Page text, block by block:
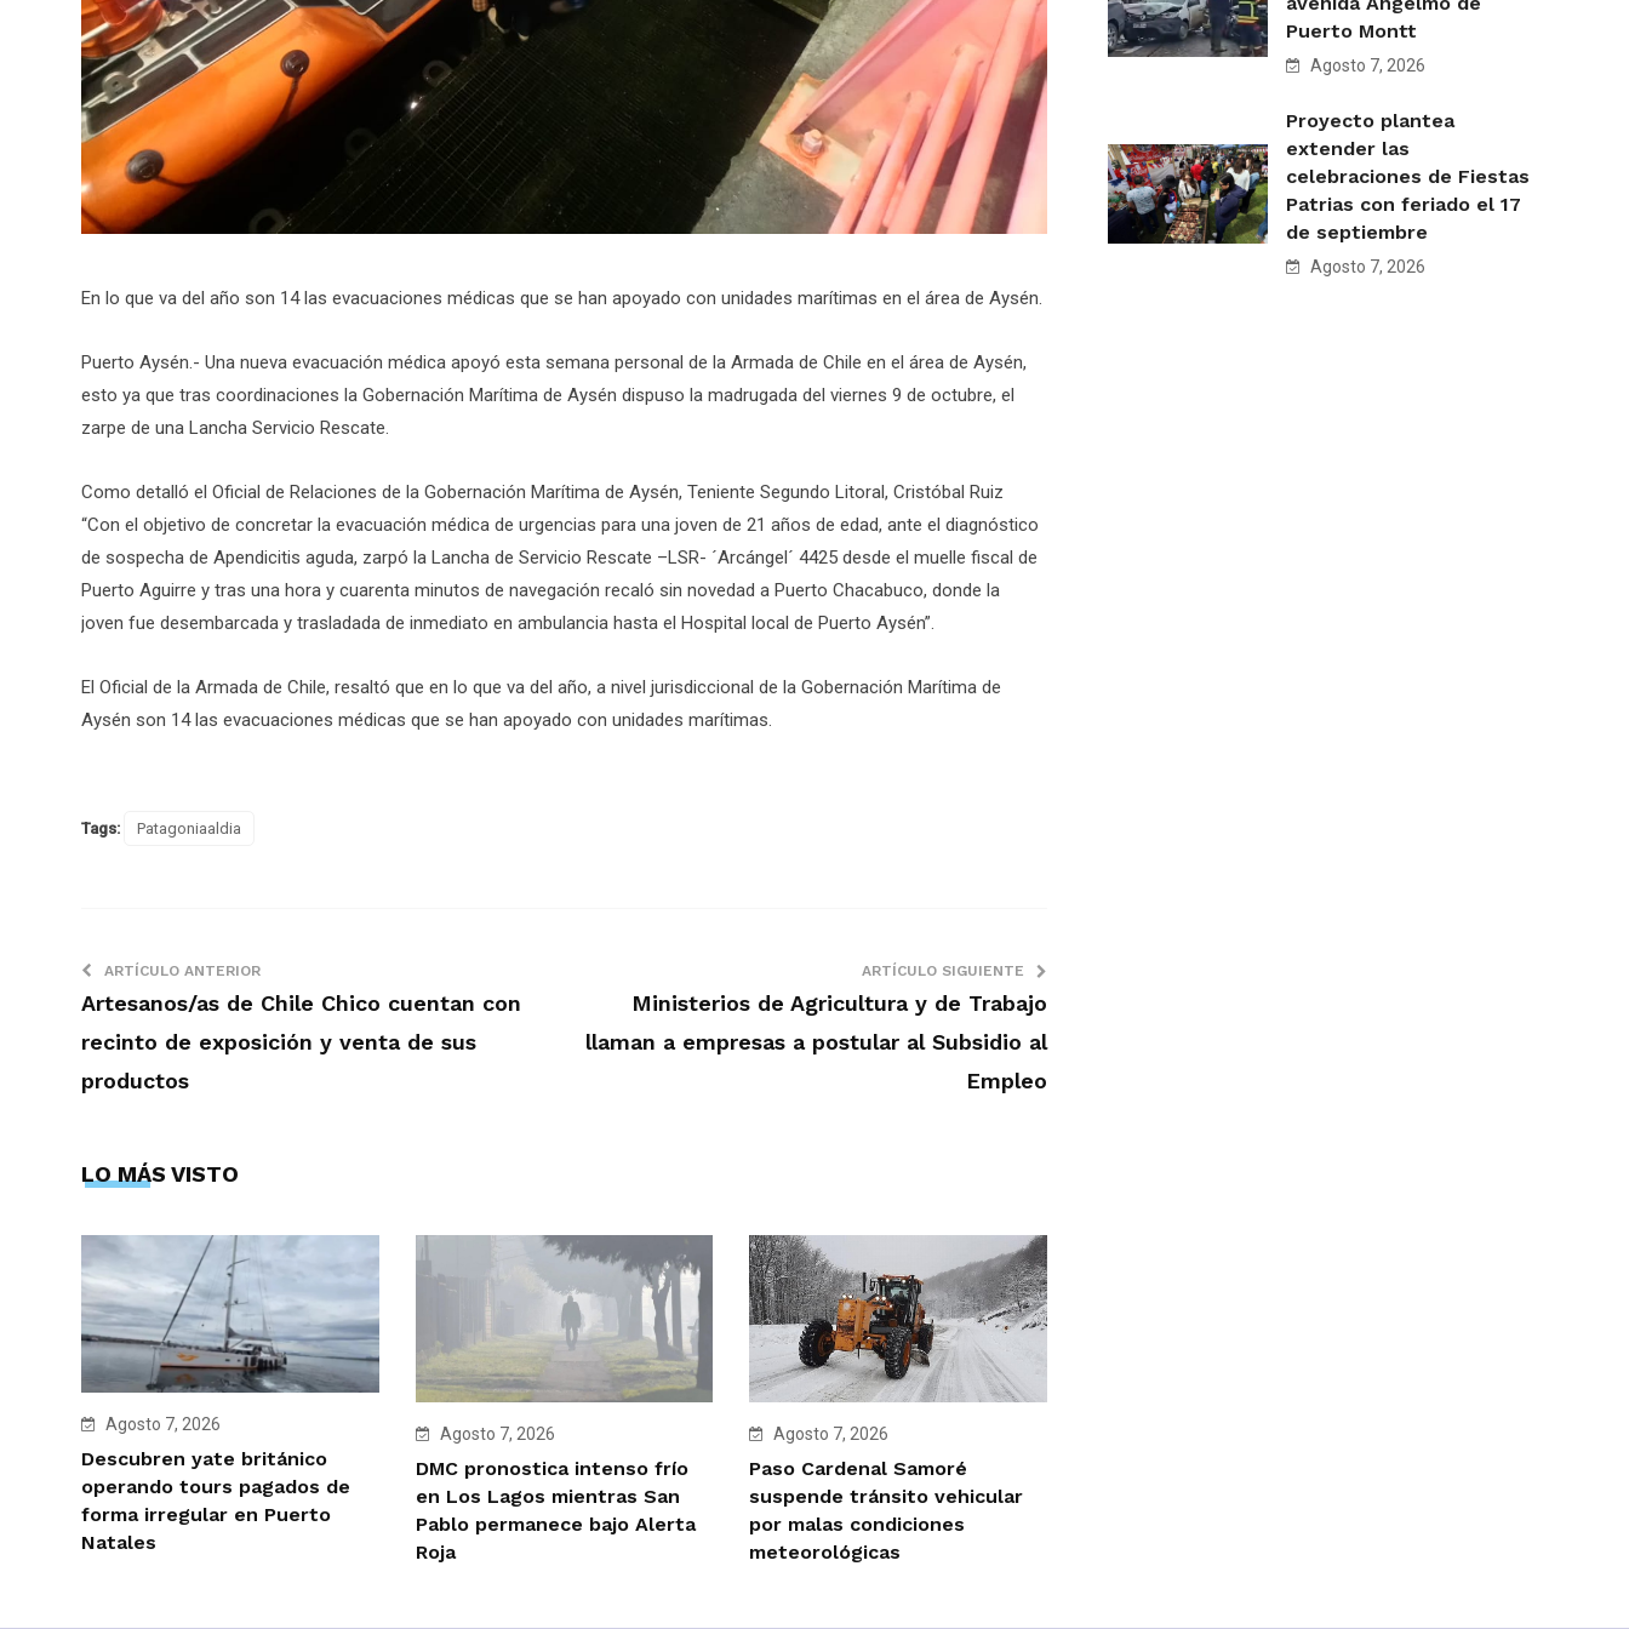
En lo que va del año son 14 las evacuaciones médicas que se han apoyado con unidades marítimas en el área de Aysén.
Puerto Aysén.- Una nueva evacuación médica apoyó esta semana personal de la Armada de Chile en el área de Aysén,
esto ya que tras coordinaciones la Gobernación Marítima de Aysén dispuso la madrugada del viernes 9 de octubre, el
zarpe de una Lancha Servicio Rescate.
Como detalló el Oficial de Relaciones de la Gobernación Marítima de Aysén, Teniente Segundo Litoral, Cristóbal Ruiz
“Con el objetivo de concretar la evacuación médica de urgencias para una joven de 21 años de edad, ante el diagnóstico
de sospecha de Apendicitis aguda, zarpó la Lancha de Servicio Rescate –LSR- ´Arcángel´ 4425 desde el muelle fiscal de
Puerto Aguirre y tras una hora y cuarenta minutos de navegación recaló sin novedad a Puerto Chacabuco, donde la
joven fue desembarcada y trasladada de inmediato en ambulancia hasta el Hospital local de Puerto Aysén”.
El Oficial de la Armada de Chile, resaltó que en lo que va del año, a nivel jurisdiccional de la Gobernación Marítima de
Aysén son 14 las evacuaciones médicas que se han apoyado con unidades marítimas.
Tags: Patagoniaaldia
ARTÍCULO ANTERIOR
Artesanos/as de Chile Chico cuentan con
recinto de exposición y venta de sus
productos
ARTÍCULO SIGUIENTE
Ministerios de Agricultura y de Trabajo
llaman a empresas a postular al Subsidio al
Empleo
LO MÁS VISTO
Agosto 7, 2026
Descubren yate británico
operando tours pagados de
forma irregular en Puerto
Natales
Agosto 7, 2026
DMC pronostica intenso frío
en Los Lagos mientras San
Pablo permanece bajo Alerta
Roja
Agosto 7, 2026
Paso Cardenal Samoré
suspende tránsito vehicular
por malas condiciones
meteorológicas
Puerto Montt
Agosto 7, 2026
Proyecto plantea
extender las
celebraciones de Fiestas
Patrias con feriado el 17
de septiembre
Agosto 7, 2026